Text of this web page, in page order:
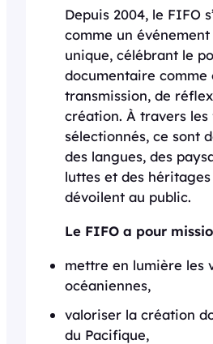
Depuis 2004, le FIFO
comme un
unique, célébrant le
documentaire comme
transmission, de
création. À travers les
sélectionnés, ce sont
des langues, des
luttes et des
dévoilent au public.
Le FIFO a pour
mettre en lumière les
océaniennes,
valoriser la création
du Pacifique,